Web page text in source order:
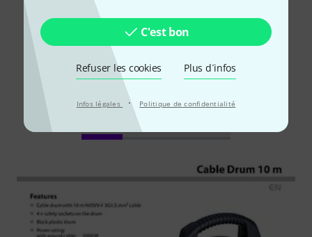
C'est bon
Refuser les cookies Plus d´infos
Infos légales · Politique de confidentialité
Lire toutes les évaluations
Le saviez-vous?
Téléchargements